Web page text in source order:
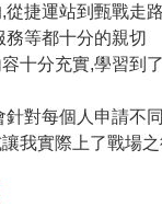
從捷運站到甄戰走
務等都十分的親切
十分充實,學習到
針對每個人申請不
我實際上了戰場